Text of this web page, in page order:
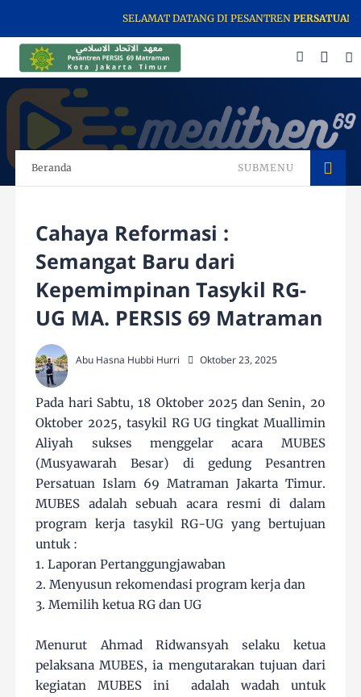
SELAMAT DATANG DI PESANTRENPERSATUAN
Beranda SUBMENU
Cahaya Reformasi :
Semangat Baru dari
Kepemimpinan Tasykil RG-
UG MA. PERSIS 69 Matraman
Abu Hasna Hubbi Hurri Oktober 23, 2025
Pada hari Sabtu, 18 Oktober 2025 dan Senin, 20
Oktober 2025, tasykil RG UG tingkat Muallimin
Aliyah sukses menggelar acara MUBES
(Musyawarah Besar) di gedung Pesantren
Persatuan Islam 69 Matraman Jakarta Timur.
MUBES adalah sebuah acara resmi di dalam
program kerja tasykil RG-UG yang bertujuan
untuk :
1. Laporan Pertanggungjawaban
2. Menyusun rekomendasi program kerja dan
3. Memilih ketua RG dan UG
Menurut Ahmad Ridwansyah selaku ketua
pelaksana MUBES, ia mengutarakan tujuan dari
kegiatan MUBES ini adalah wadah untuk